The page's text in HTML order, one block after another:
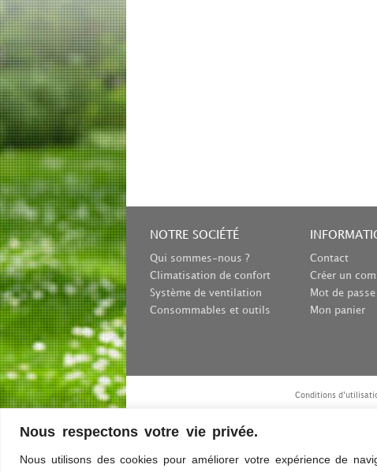
Nous respectons votre vie privée.
Nous utilisons des cookies pour améliorer votre expérience de
NOTRE SOCIÉTÉ
Qui sommes-nous ?
Climatisation de confort
Système de ventilation
Consommables et outils
Contact
Créer un
Mot de
Mon panier
Conditions
Paiement sécurisé